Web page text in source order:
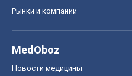
Рынки и компании
MedOboz
Новости медицины